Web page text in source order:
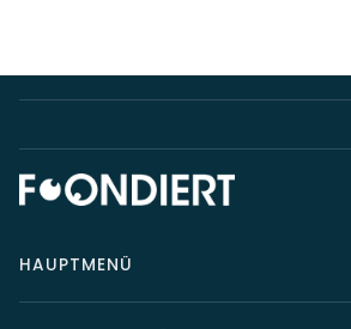
HAUPTMENÜ